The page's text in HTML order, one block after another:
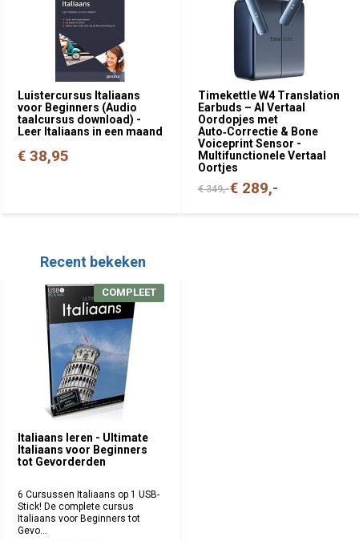
Luistercursus Italiaans
voor Beginners (Audio
taalcursus download) -
Leer Italiaans in een maand
€ 38,95
Timekettle W4 Translation
Earbuds – AI Vertaal
Oordopjes met
Auto‑Correctie & Bone
Voiceprint Sensor -
Multifunctionele Vertaal
Oortjes
€ 349,-€ 289,-
Recent bekeken
Italiaans leren - Ultimate
Italiaans voor Beginners
tot Gevorderden
COMPLEET
6 Cursussen Italiaans op 1 USB-
Stick! De complete cursus
Italiaans voor Beginners tot
Gevo...